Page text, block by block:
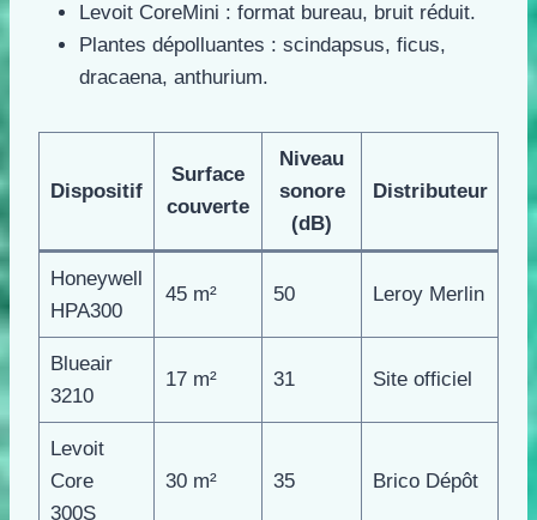
Levoit CoreMini : format bureau, bruit réduit.
Plantes dépolluantes : scindapsus, ficus,
dracaena, anthurium.
Dispositif
Surface
couverte
Niveau
sonore
(dB)
Distributeur
Honeywell
HPA300
45 m² 50 Leroy Merlin
Blueair
3210
17 m² 31 Site officiel
Levoit
Core
300S
30 m² 35 Brico Dépôt